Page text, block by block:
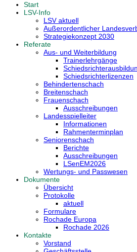
Start
LSV-Info
LSV aktuell
Außerordentlicher
Strategiekonzept 2030
Referate
Aus- und Weiterbildung
Trainerlehrgänge
Schiedsrichterlizenzen
Behindertenschach
Breitenschach
Frauenschach
Ausschreibungen
Landesspielleiter
Informationen
Rahmenterminplan
Seniorenschach
Berichte
Ausschreibungen
LSenEM2026
Wertungs- und Passwesen
Dokumente
Übersicht
Protokolle
aktuell
Formulare
Rochade Europa
Rochade 2026
Kontakte
Vorstand